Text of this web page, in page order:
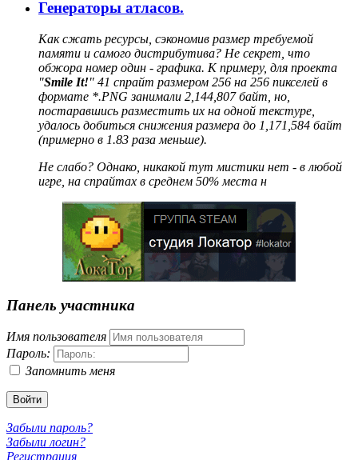
Генераторы атласов.
Как сжать ресурсы, сэкономив размер требуемой
памяти и самого дистрибутива? Не секрет, что
обжора номер один - графика. К примеру, для проекта
"Smile It!" 41 спрайт размером 256 на 256 пикселей в
формате *.PNG занимали 2,144,807 байт, но,
постаравшись разместить их на одной текстуре,
удалось добиться снижения размера до 1,171,584 байт
(примерно в 1.83 раза меньше).
Не слабо? Однако, никакой тут мистики нет - в любой
игре, на спрайтах в среднем 50% места н
Панель участника
Имя пользователя
Пароль:
Запомнить меня
Войти
Забыли пароль?
Забыли логин?
Регистрация